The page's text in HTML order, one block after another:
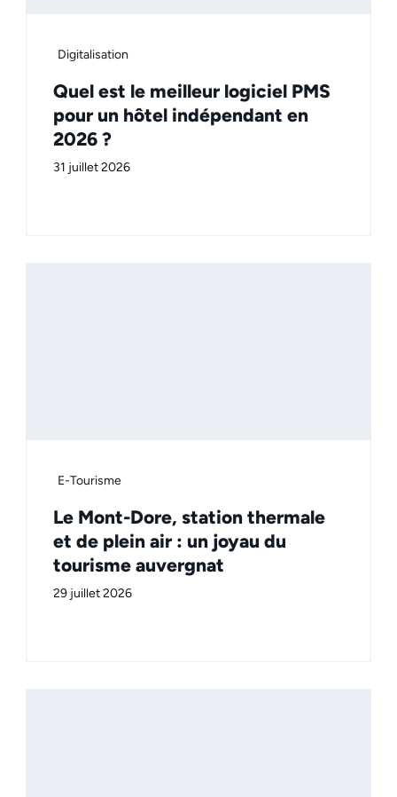
Digitalisation
Quel est le meilleur logiciel PMS
pour un hôtel indépendant en
2026 ?
31 juillet 2026
E-Tourisme
Le Mont-Dore, station thermale
et de plein air : un joyau du
tourisme auvergnat
29 juillet 2026